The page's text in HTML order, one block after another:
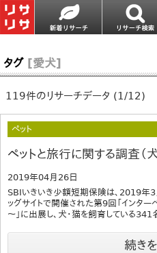
タグ [愛犬]
119件のリサーチデータ (1/12)
ペット
ペットと旅行に関する調査（
2019年04月26日
SBIいきいき少額短期保険は、2019年3
ッグサイトで開催された第9回「インター
～」に出展し、犬・猫を飼育している341
続き